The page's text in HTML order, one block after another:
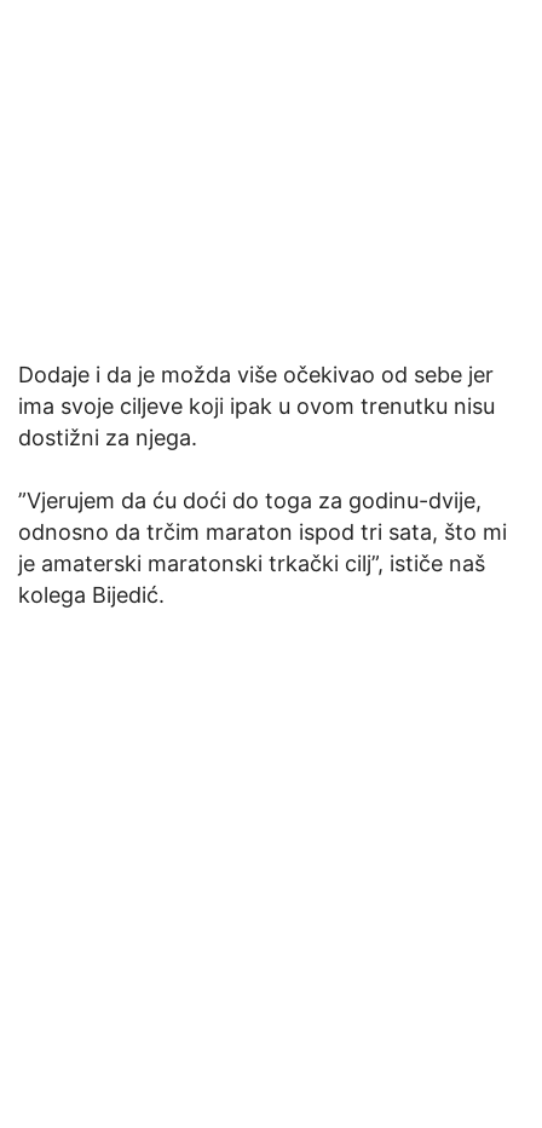
Dodaje i da je možda više očekivao od sebe jer
ima svoje ciljeve koji ipak u ovom trenutku nisu
dostižni za njega.
”Vjerujem da ću doći do toga za godinu-dvije,
odnosno da trčim maraton ispod tri sata, što mi
je amaterski maratonski trkački cilj”, ističe naš
kolega Bijedić.